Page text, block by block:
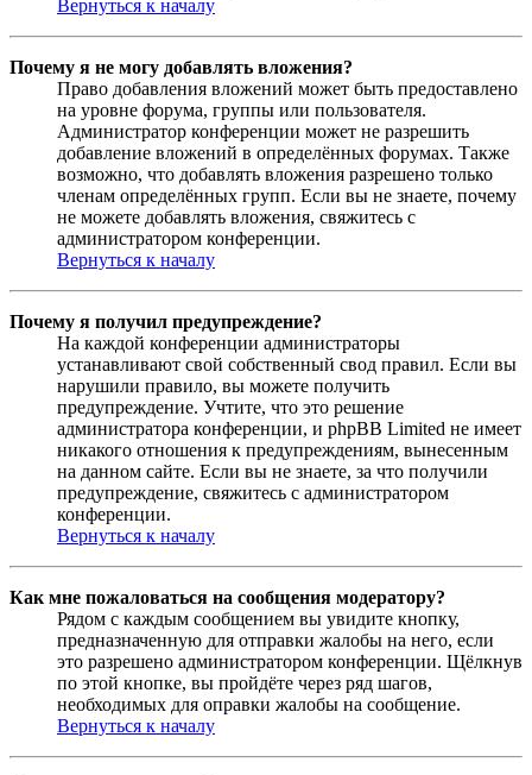
Вернуться к началу
Почему я не могу добавлять вложения?
Право добавления вложений может быть предоставлено
на уровне форума, группы или пользователя.
Администратор конференции может не разрешить
добавление вложений в определённых форумах. Также
возможно, что добавлять вложения разрешено только
членам определённых групп. Если вы не знаете, почему
не можете добавлять вложения, свяжитесь с
администратором конференции.
Вернуться к началу
Почему я получил предупреждение?
На каждой конференции администраторы
устанавливают свой собственный свод правил. Если вы
нарушили правило, вы можете получить
предупреждение. Учтите, что это решение
администратора конференции, и phpBB Limited не имеет
никакого отношения к предупреждениям, вынесенным
на данном сайте. Если вы не знаете, за что получили
предупреждение, свяжитесь с администратором
конференции.
Вернуться к началу
Как мне пожаловаться на сообщения модератору?
Рядом с каждым сообщением вы увидите кнопку,
предназначенную для отправки жалобы на него, если
это разрешено администратором конференции. Щёлкнув
по этой кнопке, вы пройдёте через ряд шагов,
необходимых для оправки жалобы на сообщение.
Вернуться к началу